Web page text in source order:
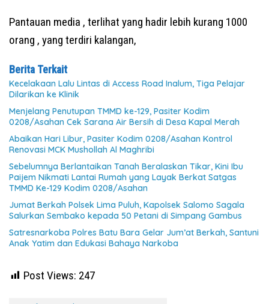
Pantauan media , terlihat yang hadir lebih kurang 1000
orang , yang terdiri kalangan,
Berita Terkait
Kecelakaan Lalu Lintas di Access Road Inalum, Tiga Pelajar
Dilarikan ke Klinik
Menjelang Penutupan TMMD ke-129, Pasiter Kodim
0208/Asahan Cek Sarana Air Bersih di Desa Kapal Merah
Abaikan Hari Libur, Pasiter Kodim 0208/Asahan Kontrol
Renovasi MCK Mushollah Al Maghribi
Sebelumnya Berlantaikan Tanah Beralaskan Tikar, Kini Ibu
Paijem Nikmati Lantai Rumah yang Layak Berkat Satgas
TMMD Ke-129 Kodim 0208/Asahan
Jumat Berkah Polsek Lima Puluh, Kapolsek Salomo Sagala
Salurkan Sembako kepada 50 Petani di Simpang Gambus
Satresnarkoba Polres Batu Bara Gelar Jum’at Berkah, Santuni
Anak Yatim dan Edukasi Bahaya Narkoba
Post Views: 247